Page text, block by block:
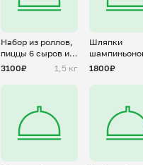
Набор из роллов,
пиццы 6 сыров и
бургеров
3100₽ 1,5 кг
Шляпки
сыром
1800₽